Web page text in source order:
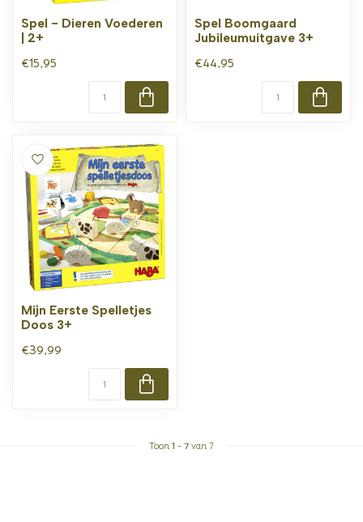
Spel - Dieren Voederen
| 2+
€15,95
Spel Boomgaard
Jubileumuitgave 3+
€44,95
Mijn Eerste Spelletjes
Doos 3+
€39,99
Toon 1 - 7 van 7